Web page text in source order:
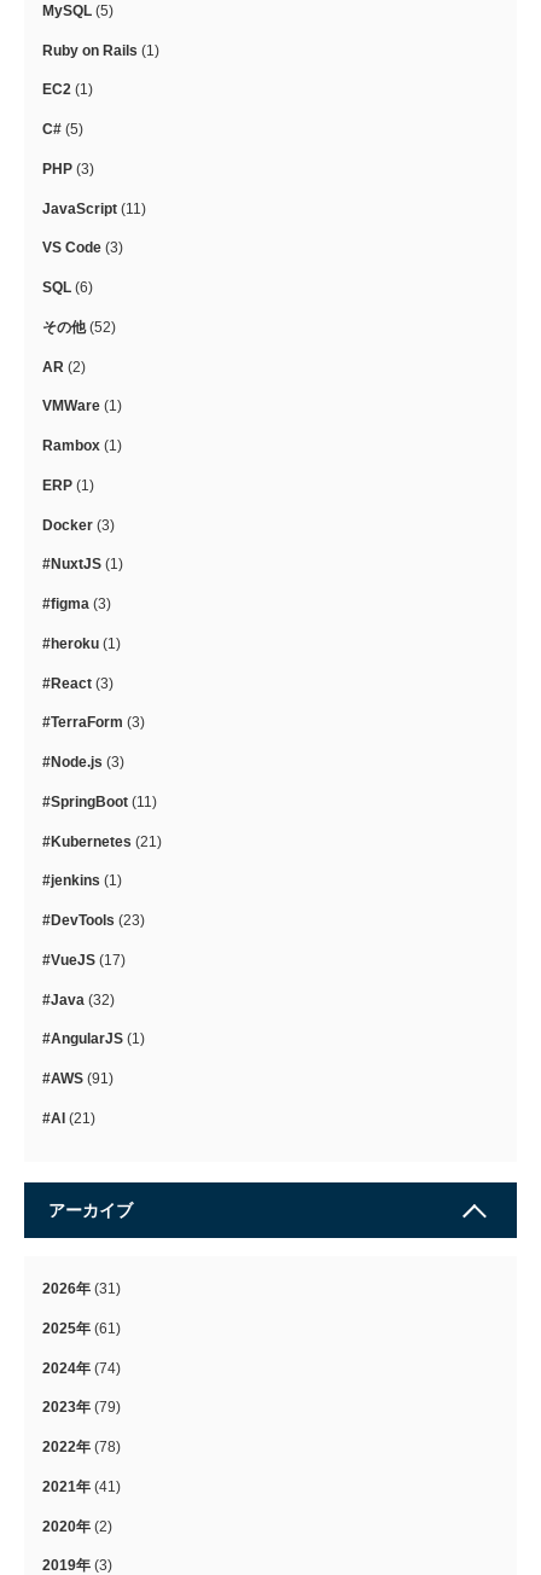
MySQL (5)
Ruby on Rails (1)
EC2 (1)
C# (5)
PHP (3)
JavaScript (11)
VS Code (3)
SQL (6)
その他(52)
AR (2)
VMWare (1)
Rambox (1)
ERP (1)
Docker (3)
#NuxtJS (1)
#figma (3)
#heroku (1)
#React (3)
#TerraForm (3)
#Node.js (3)
#SpringBoot (11)
#Kubernetes (21)
#jenkins (1)
#DevTools (23)
#VueJS (17)
#Java (32)
#AngularJS (1)
#AWS (91)
#AI (21)
アーカイブ
2026年 (31)
2025年 (61)
2024年 (74)
2023年 (79)
2022年 (78)
2021年 (41)
2020年 (2)
2019年 (3)